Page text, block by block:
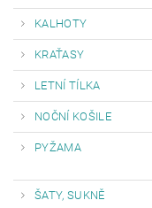
KALHOTY
KRAŤASY
LETNÍ TÍLKA
NOČNÍ KOŠILE
PYŽAMA
ŠATY, SUKNĚ